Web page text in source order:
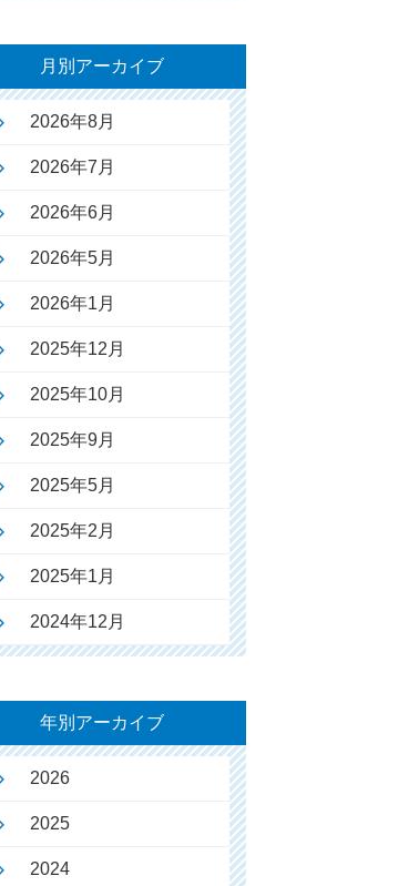
月別アーカイブ
2026年8月
2026年7月
2026年6月
2026年5月
2026年1月
2025年12月
2025年10月
2025年9月
2025年5月
2025年2月
2025年1月
2024年12月
年別アーカイブ
2026
2025
2024